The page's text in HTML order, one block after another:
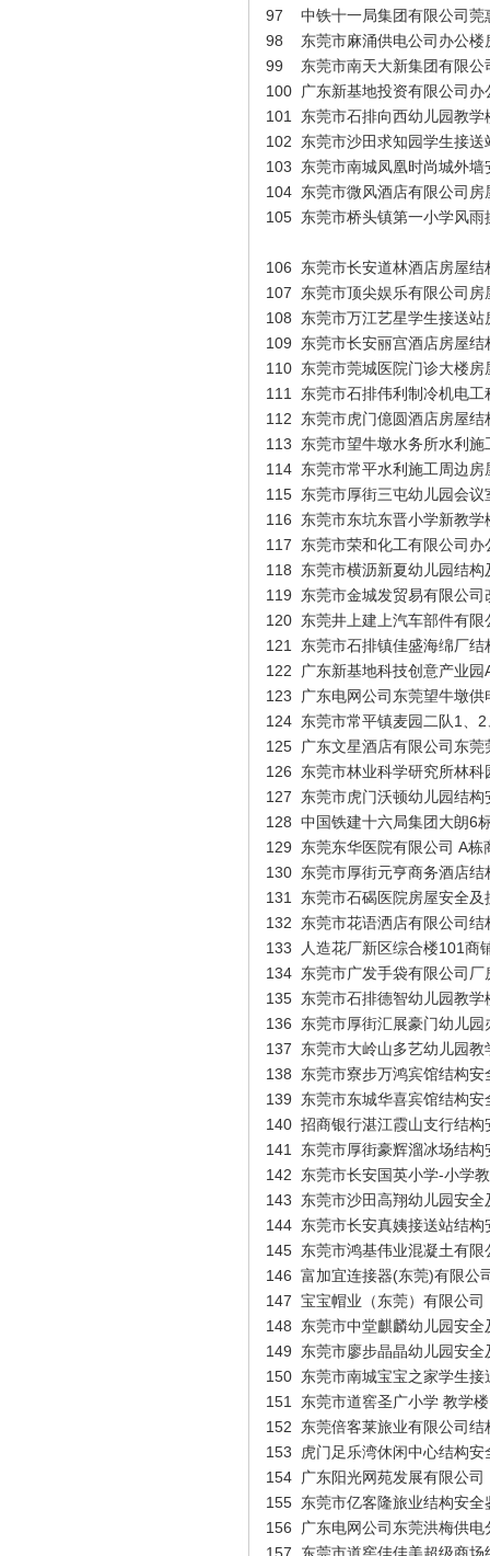
97
中铁十一局集团有限公司
98
东莞市麻涌供电公司办公
99
东莞市南天大新集团有限
100
广东新基地投资有限公司
101
东莞市石排向西幼儿园教
102
东莞市沙田求知园学生接
103
东莞市南城凤凰时尚城外墙
104 东莞市微风酒店有限公司
105 东莞市桥头镇第一小学风
106
东莞市长安道林酒店房屋结
107
东莞市顶尖娱乐有限公司
108
东莞市万江艺星学生接送
109
东莞市长安丽宫酒店房屋结
110 东莞市莞城医院门诊大楼
111
东莞市石排伟利制冷机电
112
东莞市虎门億圆酒店房屋结
113
东莞市望牛墩水务所水利
114 东莞市常平水利施工周边房
115 东莞市厚街三屯幼儿园会
116
东莞市东坑东晋小学新教
117
东莞市荣和化工有限公司
118
东莞市横沥新夏幼儿园结
119
东莞市金城发贸易有限公司
120 东莞井上建上汽车部件有
121
东莞市石排镇佳盛海绵厂结
122
广东新基地科技创意产业
123
广东电网公司东莞望牛墩
124 东莞市常平镇麦园二队1、
125
广东文星酒店有限公司东
126
东莞市林业科学研究所林
127
东莞市虎门沃顿幼儿园结构
128 中国铁建十六局集团大朗6
129
东莞东华医院有限公司 A栋
130 东莞市厚街元亨商务酒店结
131
东莞市石碣医院房屋安全及
132
东莞市花语洒店有限公司结
133
人造花厂新区综合楼101
134 东莞市广发手袋有限公司
135 东莞市石排德智幼儿园教
136
东莞市厚街汇展豪门幼儿
137
东莞市大岭山多艺幼儿园
138
东莞市寮步万鸿宾馆结构安
139
东莞市东城华喜宾馆结构安
140 招商银行湛江霞山支行结构
141
东莞市厚街豪辉溜冰场结构
142
东莞市长安国英小学-小学
143
东莞市沙田高翔幼儿园安全
144 东莞市长安真姨接送站结构
145 东莞市鸿基伟业混凝土有
146 富加宜连接器(东莞)有限公
147 宝宝帽业（东莞）有限公
148
东莞市中堂麒麟幼儿园安全
149
东莞市廖步晶晶幼儿园安全
150 东莞市南城宝宝之家学生
151
东莞市道窖圣广小学 教学
152
东莞倍客莱旅业有限公司结
153
虎门足乐湾休闲中心结构安
154
广东阳光网苑发展有限公
155 东莞市亿客隆旅业结构安全
156
广东电网公司东莞洪梅供